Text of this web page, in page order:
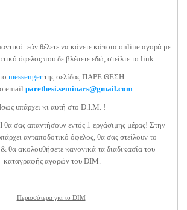
εάν θέλετε να κάνετε κάποια online αγορά με
όφελος που δε βλέπετε εδώ, στείλτε το link:
messengerτης σελίδας ΠΑΡΕ ΘΕΣΗ
email parethesi.seminars@gmail.com
υπάρχει κι αυτή στο D.I.M. !
σας απαντήσουν εντός 1 εργάσιμης μέρας! Στην
ανταποδοτικό όφελος, θα σας στείλουν το
θα ακολουθήσετε κανονικά τα διαδικασία του
καταγραφής αγορών του DIM.
Περισσότερα για το DIM